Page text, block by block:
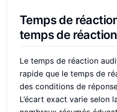
Temps de
temps de
Le temps de réaction
rapide que le temps de
des conditions de
L’écart exact varie selon